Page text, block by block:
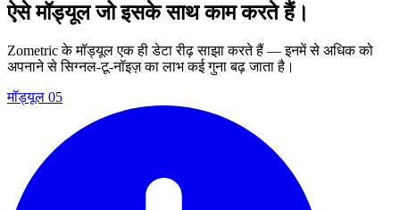
ऐसे मॉड्यूल जो इसके साथ काम करते हैं।
Zometric के मॉड्यूल एक ही डेटा रीढ़ साझा करते हैं — इनमें से अधिक को
अपनाने से सिग्नल-टू-नॉइज़ का लाभ कई गुना बढ़ जाता है।
मॉड्यूल 05